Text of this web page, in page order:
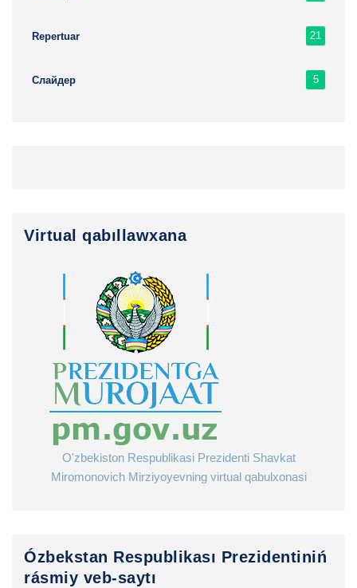
Repertuar 21
Слайдер 5
Virtual qabıllawxana
O'zbekiston Respublikasi Prezidenti Shavkat
Miromonovich Mirziyoyevning virtual qabulxonasi
Ózbekstan Respublikası Prezidentiniń
rásmiy veb-saytı